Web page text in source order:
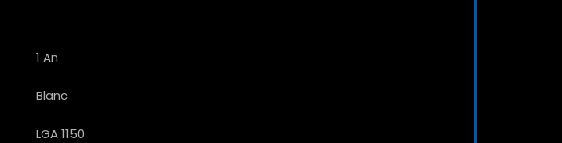
1 An
Blanc
LGA 1150